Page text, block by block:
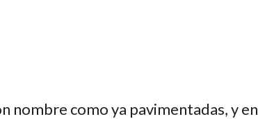
nombre como ya pavimentadas, y en